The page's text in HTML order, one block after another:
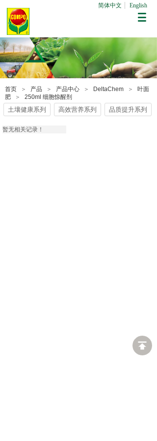
首页 ＞ 产品 ＞ 产品中心 ＞ DeltaChem ＞
叶面
肥
＞ 250ml 细胞惊醒剂
土壤健康系列 高效营养系列 品质提升系列
暂无相关记录！
简体中文 English